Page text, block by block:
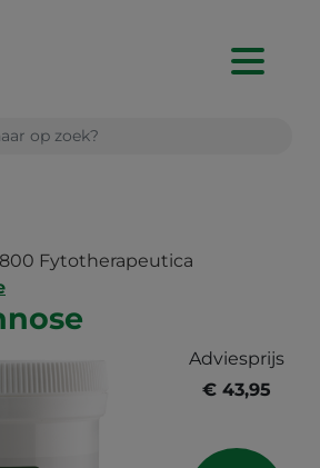
800 Fytotherapeutica
Adviesprijs
€ 43,95